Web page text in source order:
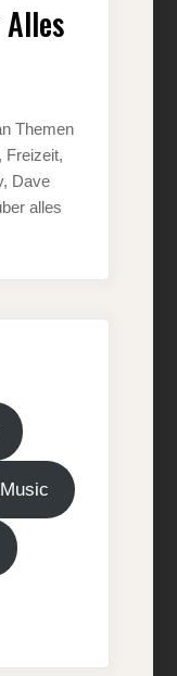
Themen
Freizeit,
Dave
alles